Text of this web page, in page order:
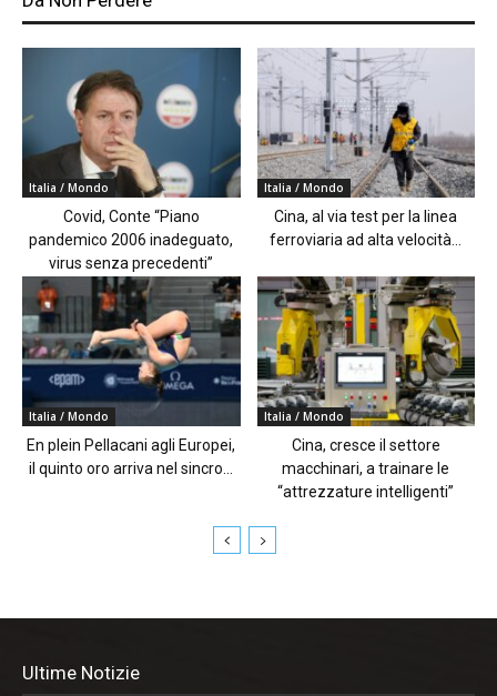
Italia / Mondo
Covid, Conte “Piano
pandemico 2006 inadeguato,
virus senza precedenti”
Italia / Mondo
Cina, al via test per la linea
ferroviaria ad alta velocità...
Italia / Mondo
En plein Pellacani agli Europei,
il quinto oro arriva nel sincro...
Italia / Mondo
Cina, cresce il settore
macchinari, a trainare le
“attrezzature intelligenti”
Ultime Notizie